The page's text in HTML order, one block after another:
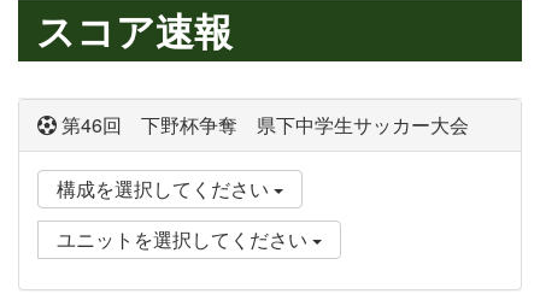
スコア速報
第46回 下野杯争奪 県下中学生サッカー大会
構成を選択してください
ユニットを選択してください